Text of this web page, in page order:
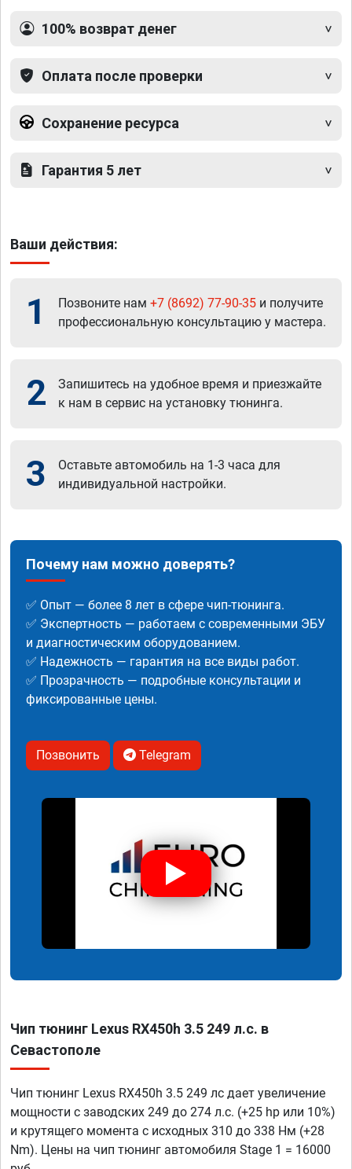
100% возврат денег
Оплата после проверки
Сохранение ресурса
Гарантия 5 лет
Ваши действия:
1 Позвоните нам +7 (8692) 77-90-35 и получите
профессиональную консультацию у мастера.
2
Запишитесь на удобное время и приезжайте
к нам в сервис на установку тюнинга.
3
Оставьте автомобиль на 1-3 часа для
индивидуальной настройки.
Почему нам можно доверять?
✅ Опыт — более 8 лет в сфере чип-тюнинга.
✅ Экспертность — работаем с современными ЭБУ
и диагностическим оборудованием.
✅ Надежность — гарантия на все виды работ.
✅ Прозрачность — подробные консультации и
фиксированные цены.
Позвонить Telegram
Чип тюнинг Lexus RX450h 3.5 249 л.с. в
Севастополе
Чип тюнинг Lexus RX450h 3.5 249 лс дает увеличение
мощности с заводских 249 до 274 л.с. (+25 hp или 10%)
и крутящего момента с исходных 310 до 338 Нм (+28
Nm). Цены на чип тюнинг автомобиля Stage 1 = 16000